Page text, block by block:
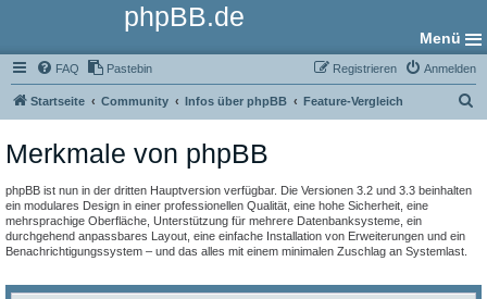
phpBB.de
Menü
FAQ Pastebin Anmelden
Registrieren
Startseite Community Infos über phpBB Feature-Vergleich
Merkmale von phpBB
phpBB ist nun in der dritten Hauptversion verfügbar. Die Versionen 3.2 und 3.3 beinhalten
ein modulares Design in einer professionellen Qualität, eine hohe Sicherheit, eine
mehrsprachige Oberfläche, Unterstützung für mehrere Datenbanksysteme, ein
durchgehend anpassbares Layout, eine einfache Installation von Erweiterungen und ein
Benachrichtigungssystem – und das alles mit einem minimalen Zuschlag an Systemlast.